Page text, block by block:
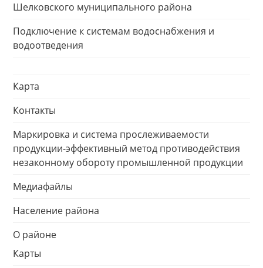
Шелковского муниципального района
Подключение к системам водоснабжения и
водоотведения
Карта
Контакты
Маркировка и система прослеживаемости
продукции-эффективный метод противодействия
незаконному обороту промышленной продукции
Медиафайлы
Население района
О районе
Карты